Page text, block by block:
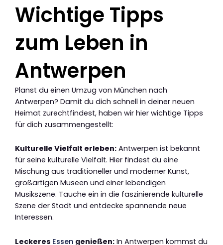
Wichtige Tipps
zum Leben in
Antwerpen
Planst du einen Umzug von München nach
Antwerpen? Damit du dich schnell in deiner neuen
Heimat zurechtfindest, haben wir hier wichtige Tipps
für dich zusammengestellt:
Kulturelle Vielfalt erleben: Antwerpen ist bekannt
für seine kulturelle Vielfalt. Hier findest du eine
Mischung aus traditioneller und moderner Kunst,
großartigen Museen und einer lebendigen
Musikszene. Tauche ein in die faszinierende kulturelle
Szene der Stadt und entdecke spannende neue
Interessen.
Leckeres Essen genießen: In Antwerpen kommst du